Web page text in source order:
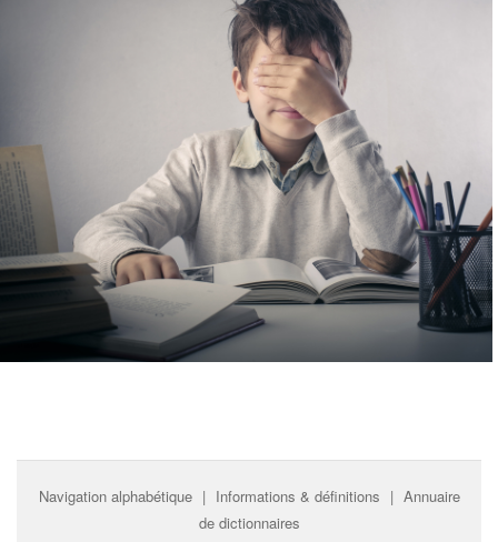
Navigation alphabétique | Informations & définitions | Annuaire
de dictionnaires